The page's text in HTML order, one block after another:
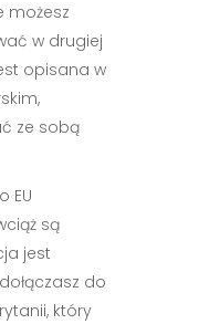
możesz
w drugiej
opisana w
ze sobą
EU
są
jest
do
który